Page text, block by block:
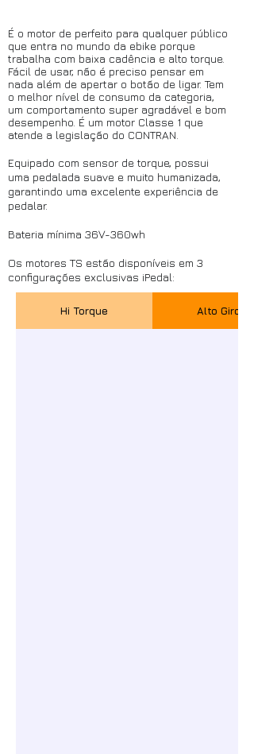
É o motor de perfeito para qualquer público
que entra no mundo da ebike porque
trabalha com baixa cadência e alto torque.
Fácil de usar, não é preciso pensar em
nada além de apertar o botão de ligar. Tem
o melhor nível de consumo da categoria,
um comportamento super agradável e bom
desempenho. É um motor Classe 1 que
atende a legislação do CONTRAN.
Equipado com sensor de torque, possui
uma pedalada suave e muito humanizada,
garantindo uma excelente experiência de
pedalar.
Bateria mínima 36V-360wh
Os motores TS estão disponíveis em 3
configurações exclusivas iPedal:
Hi Torque Alto Giro